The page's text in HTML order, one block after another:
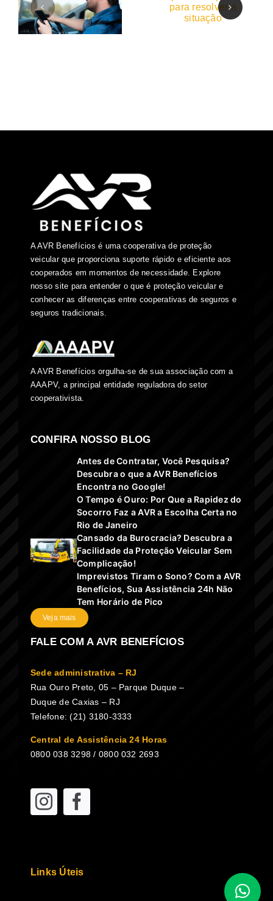
A AVR Benefícios é uma cooperativa de proteção
veicular que proporciona suporte rápido e eficiente aos
cooperados em momentos de necessidade. Explore
nosso site para entender o que é proteção veicular e
conhecer as diferenças entre cooperativas de seguros e
seguros tradicionais.
A AVR Benefícios orgulha-se de sua associação com a
AAAPV, a principal entidade reguladora do setor
cooperativista.
CONFIRA NOSSO BLOG
Antes de Contratar, Você Pesquisa?
Descubra o que a AVR Benefícios
Encontra no Google!
O Tempo é Ouro: Por Que a Rapidez do
Socorro Faz a AVR a Escolha Certa no
Rio de Janeiro
Cansado da Burocracia? Descubra a
Facilidade da Proteção Veicular Sem
Complicação!
Imprevistos Tiram o Sono? Com a AVR
Benefícios, Sua Assistência 24h Não
Tem Horário de Pico
Veja mais
FALE COM A AVR BENEFÍCIOS
Sede administrativa – RJ
Rua Ouro Preto, 05 – Parque Duque –
Duque de Caxias – RJ
Telefone: (21) 3180-3333
Central de Assistência 24 Horas
0800 038 3298 / 0800 032 2693
Links Úteis